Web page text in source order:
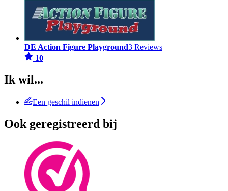
DE Action Figure Playground3 Reviews
10
Ik wil...
Een geschil indienen
Ook geregistreerd bij